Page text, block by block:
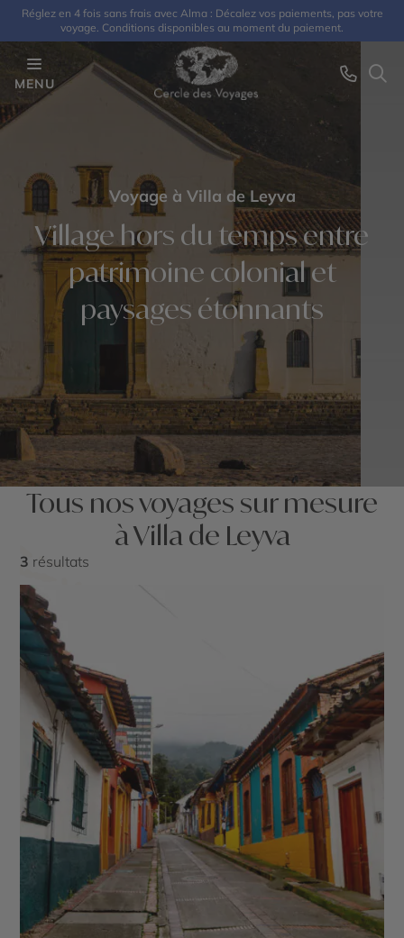
Réglez en 4 fois sans frais avec Alma : Décalez vos paiements, pas votre
voyage. Conditions disponibles au moment du paiement.
MENU
Voyage à Villa de Leyva
Village hors du temps entre
patrimoine colonial et
paysages étonnants
Tous nos voyages sur mesure
à Villa de Leyva
3 résultats